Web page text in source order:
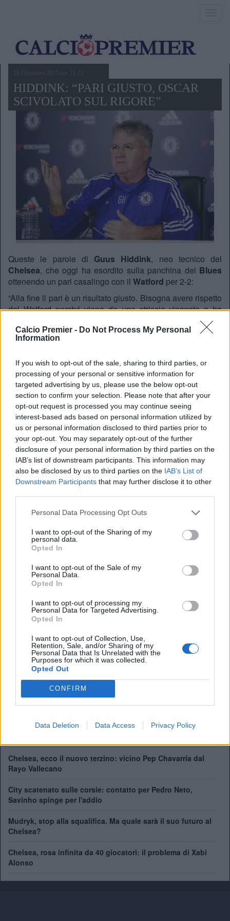
Calcio Premier - Do Not Process My Personal
Information
If you wish to opt-out of the sale, sharing to third parties, or
processing of your personal or sensitive information for
targeted advertising by us, please use the below opt-out
section to confirm your selection. Please note that after your
opt-out request is processed you may continue seeing
interest-based ads based on personal information utilized by
us or personal information disclosed to third parties prior to
your opt-out. You may separately opt-out of the further
disclosure of your personal information by third parties on the
IAB’s list of downstream participants. This information may
also be disclosed by us to third parties on the IAB’s List of
Downstream Participants that may further disclose it to other
Personal Data Processing Opt Outs
I want to opt-out of the Sharing of my
personal data.
Opted In
I want to opt-out of the Sale of my
Personal Data.
Opted In
I want to opt-out of processing my
Personal Data for Targeted Advertising.
Opted In
I want to opt-out of Collection, Use,
Retention, Sale, and/or Sharing of my
Personal Data that Is Unrelated with the
Purposes for which it was collected.
Opted Out
CONFIRM
Data Deletion Data Access Privacy Policy
26 Dicembre 2015,ore 21.22
HIDDINK: “PARI GIUSTO, OSCAR
SCIVOLATO SUL RIGORE”
Queste le parole di Guus Hiddink, neo tecnico del
Chelsea, che oggi ha esordito sulla panchina dei Blues
ottenendo un pari casalingo con il Watford per 2-2:
“Alla fine il pari è un risultato giusto. Bisogna avere rispetto
del Watford perché viene da una striscia vincente e ha
attaccanti molto buoni. Ma alla fine credo che avremmo
potuto fare un po’ di più, abbiamo avuto alcune occasioni
ed è stato un peccato che Oscar sia scivolato in occasione
bravo. Non ci sarà contro il Manchester United e dovremo
pensare bene a come giocare”
tuttomercatoweb.com
Anno di Fondazione:
Città:Londra
Presidente:Todd Boehly
ALBO D'ORO
Premier League:
FA Cup:
League Cup:5
FA Community Shield:4
Champions League:
Supercoppa Europea:2
Coppa del Mondo per Club:
41 giocatori in rosa al Chelsea. Chi può rimanere e chi
Chelsea, ecco il nuovo terzino: vicino Pep Chavarría dal
Rayo Vallecano
City scatenato sulle corsie: contatto per Pedro Neto,
Savinho spinge per l'addio
Mudryk, stop alla squalifica. Ma quale sarà il suo futuro al
Chelsea?
Chelsea, rosa infinita da 40 giocatori: il problema di Xabi
Alonso